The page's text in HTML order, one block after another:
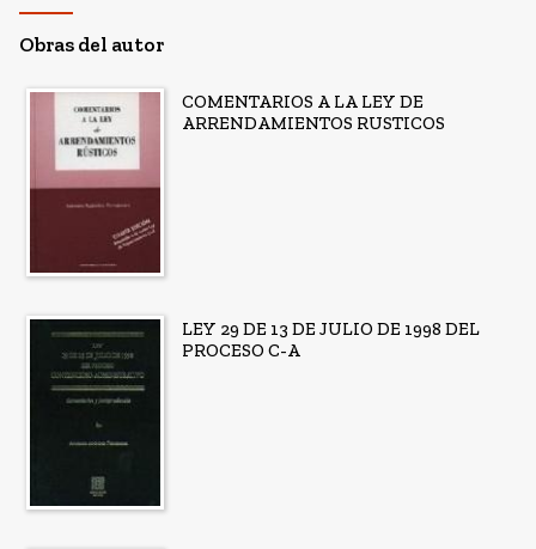
Obras del autor
COMENTARIOS A LA LEY DE
ARRENDAMIENTOS RUSTICOS
LEY 29 DE 13 DE JULIO DE 1998 DEL
PROCESO C-A